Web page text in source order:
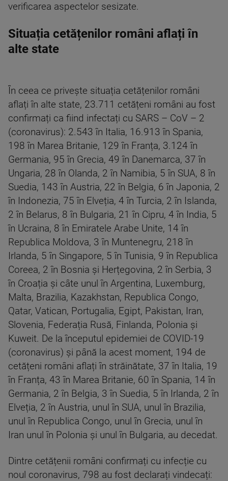
verificarea aspectelor sesizate.
Situația cetățenilor români aflați în
alte state
În ceea ce privește situația cetățenilor români
aflați în alte state, 23.711 cetățeni români au fost
confirmați ca fiind infectați cu SARS – CoV – 2
(coronavirus): 2.543 în Italia, 16.913 în Spania,
198 în Marea Britanie, 129 în Franța, 3.124 în
Germania, 95 în Grecia, 49 în Danemarca, 37 în
Ungaria, 28 în Olanda, 2 în Namibia, 5 în SUA, 8 în
Suedia, 143 în Austria, 22 în Belgia, 6 în Japonia, 2
în Indonezia, 75 în Elveția, 4 în Turcia, 2 în Islanda,
2 în Belarus, 8 în Bulgaria, 21 în Cipru, 4 în India, 5
în Ucraina, 8 în Emiratele Arabe Unite, 14 în
Republica Moldova, 3 în Muntenegru, 218 în
Irlanda, 5 în Singapore, 5 în Tunisia, 9 în Republica
Coreea, 2 în Bosnia și Herțegovina, 2 în Serbia, 3
în Croația și câte unul în Argentina, Luxemburg,
Malta, Brazilia, Kazakhstan, Republica Congo,
Qatar, Vatican, Portugalia, Egipt, Pakistan, Iran,
Slovenia, Federația Rusă, Finlanda, Polonia și
Kuweit. De la începutul epidemiei de COVID-19
(coronavirus) și până la acest moment, 194 de
cetățeni români aflați în străinătate, 37 în Italia, 19
în Franța, 43 în Marea Britanie, 60 în Spania, 14 în
Germania, 2 în Belgia, 3 în Suedia, 5 în Irlanda, 2 în
Elveția, 2 în Austria, unul în SUA, unul în Brazilia,
unul în Republica Congo, unul în Grecia, unul în
Iran unul în Polonia și unul în Bulgaria, au decedat.
Dintre cetățenii români confirmați cu infecție cu
noul coronavirus, 798 au fost declarați vindecați: